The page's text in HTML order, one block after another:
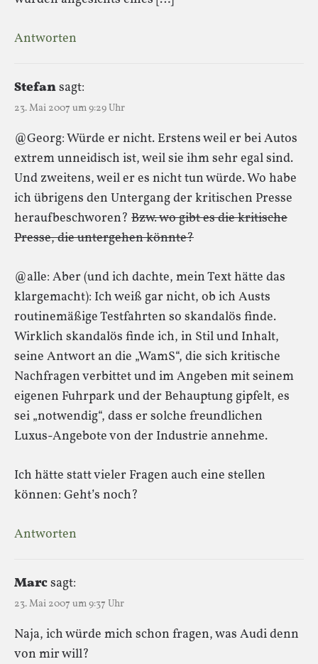
Antworten
Stefansagt:
23. Mai 2007 um 9:29 Uhr
@Georg: Würde er nicht. Erstens weil er bei Autos
extrem unneidisch ist, weil sie ihm sehr egal sind.
Und zweitens, weil er es nicht tun würde. Wo habe
ich übrigens den Untergang der kritischen Presse
heraufbeschworen? Bzw. wo gibt es die kritische
Presse, die untergehen könnte?
@alle: Aber (und ich dachte, mein Text hätte das
klargemacht): Ich weiß gar nicht, ob ich Austs
routinemäßige Testfahrten so skandalös finde.
Wirklich skandalös finde ich, in Stil und Inhalt,
seine Antwort an die „WamS“, die sich kritische
Nachfragen verbittet und im Angeben mit seinem
eigenen Fuhrpark und der Behauptung gipfelt, es
sei „notwendig“, dass er solche freundlichen
Luxus-Angebote von der Industrie annehme.
Ich hätte statt vieler Fragen auch eine stellen
können: Geht’s noch?
Antworten
Marcsagt:
23. Mai 2007 um 9:37 Uhr
Naja, ich würde mich schon fragen, was Audi denn
von mir will?